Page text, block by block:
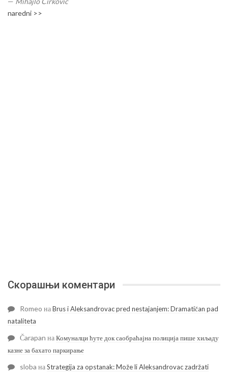
naredni >>
Скорашњи коментари
Romeo наBrus i Aleksandrovac pred nestajanjem: Dramatičan pad
nataliteta
Čarapan наКомуналци ћуте док саобраћајна полиција пише хиљаду
казне за бахато паркирање
sloba наStrategija za opstanak: Može li Aleksandrovac zadržati